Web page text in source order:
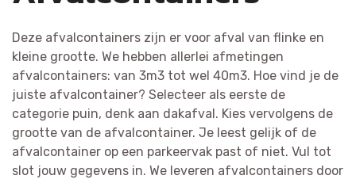
Deze afvalcontainers zijn er voor afval van flinke en
kleine grootte. We hebben allerlei afmetingen
afvalcontainers: van 3m3 tot wel 40m3. Hoe vind je de
juiste afvalcontainer? Selecteer als eerste de
categorie puin, denk aan dakafval. Kies vervolgens de
grootte van de afvalcontainer. Je leest gelijk of de
afvalcontainer op een parkeervak past of niet. Vul tot
slot jouw gegevens in. We leveren afvalcontainers door